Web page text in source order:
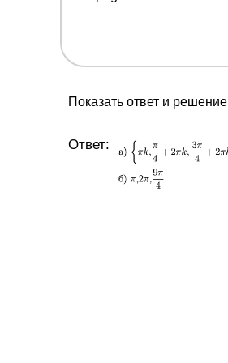
Показать ответ и решение
Ответ: